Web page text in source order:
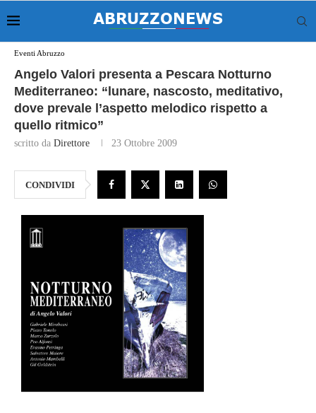
Eventi Abruzzo
Angelo Valori presenta a Pescara Notturno
Mediterraneo: “lunare, nascosto, meditativo,
dove prevale l’aspetto melodico rispetto a
quello ritmico”
scritto da Direttore 23 Ottobre 2009
CONDIVIDI